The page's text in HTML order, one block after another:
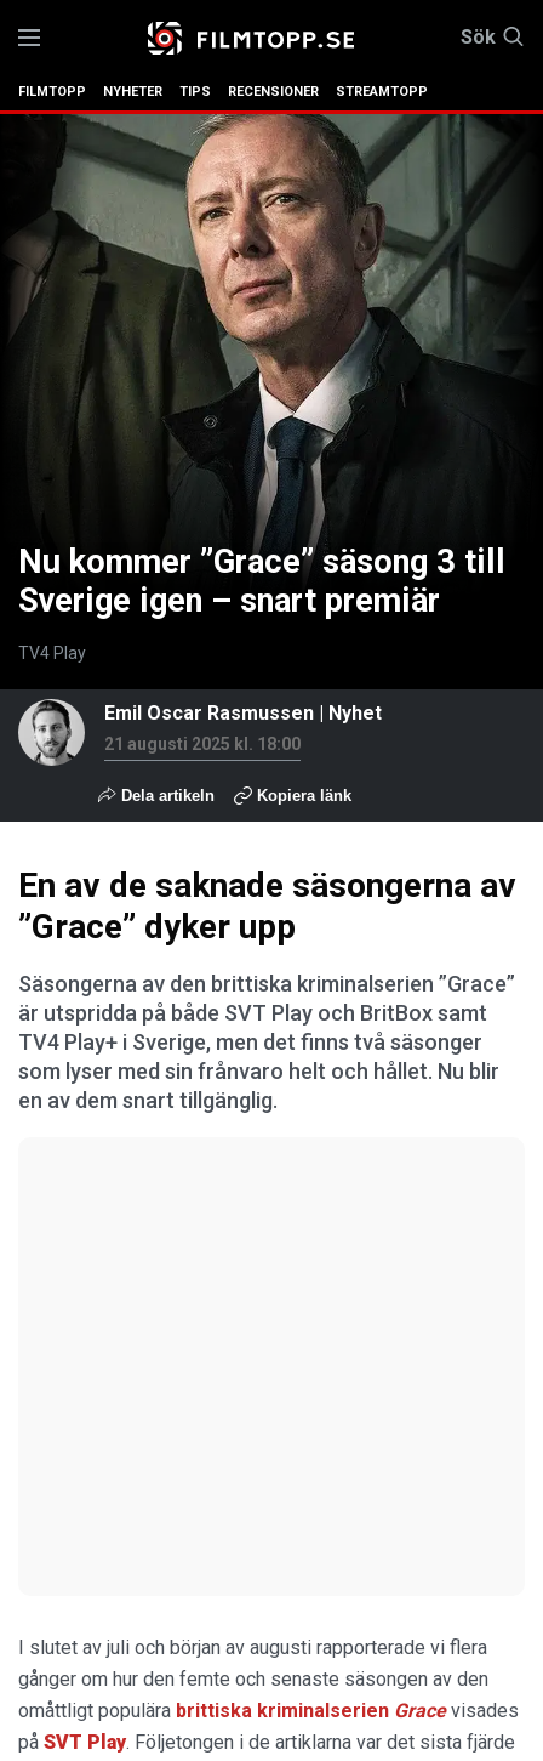
Sök
FILMTOPP NYHETER TIPS RECENSIONER STREAMTOPP
Nu kommer ”Grace” säsong 3 till
Sverige igen – snart premiär
TV4 Play
Emil Oscar Rasmussen | Nyhet
21 augusti 2025 kl. 18:00
Dela artikeln Kopiera länk
En av de saknade säsongerna av
”Grace” dyker upp
Säsongerna av den brittiska kriminalserien ”Grace”
är utspridda på både SVT Play och BritBox samt
TV4 Play+ i Sverige, men det finns två säsonger
som lyser med sin frånvaro helt och hållet. Nu blir
en av dem snart tillgänglig.
I slutet av juli och början av augusti rapporterade vi flera
gånger om hur den femte och senaste säsongen av den
omåttligt populära brittiska kriminalserien Grace visades
på SVT Play. Följetongen i de artiklarna var det sista fjärde